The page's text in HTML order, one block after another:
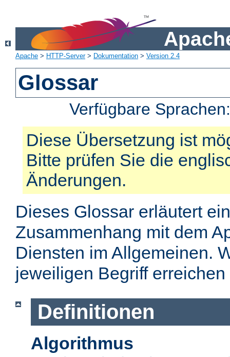
Apache > HTTP-Server> Dokumentation > Version 2.4
Glossar
Verfügbare
Diese Übersetzung ist
Bitte prüfen Sie die
Änderungen.
Dieses Glossar erläutert
Zusammenhang mit dem
Diensten im Allgemeinen.
jeweiligen Begriff
Definitionen
Algorithmus